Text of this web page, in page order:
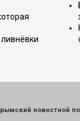
новостной